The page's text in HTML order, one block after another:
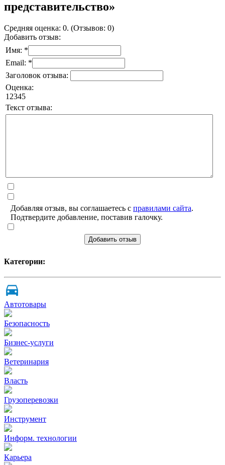
представительство»
Средняя оценка: 0. (Отзывов: 0)
Добавить отзыв:
Имя: *
Email: *
Заголовок отзыва:
Оценка:
1 2345
Текст отзыва:
Добавляя отзыв, вы соглашаетесь с правилами сайта.
Подтвердите добавление, поставив галочку.
Добавить отзыв
Категории:
Автотовары
Безопасность
Бизнес-услуги
Ветеринария
Власть
Грузоперевозки
Инструмент
Информ. технологии
Карьера